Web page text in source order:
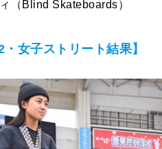
（Blind Skateboards）
女子ストリート結果】